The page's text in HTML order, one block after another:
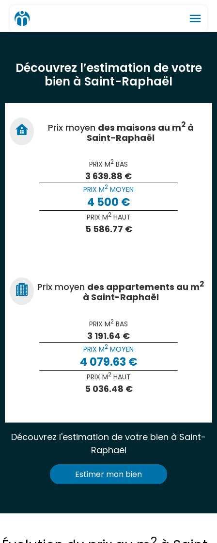
menu
Découvrez l’estimation de votre
bien à Saint-Raphaël
Prix moyen des maisons au m2à
Saint-Raphaël
PRIX M2 BAS
3 639.88 €
PRIX M2 MOYEN
4 500 €
PRIX M2HAUT
5 586.77 €
Prix moyen des appartements au m2
à Saint-Raphaël
PRIX M2 BAS
3 191.64 €
PRIX M2 MOYEN
4 079.63 €
PRIX M2HAUT
5 036.48 €
Découvrez l'estimation de votre bien à Saint-
Raphaël
Estimer mon bien